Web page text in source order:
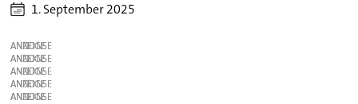
1. September 2025
ANZEIGE
ANZEIGE
ANZEIGE
ANZEIGE
ANZEIGE